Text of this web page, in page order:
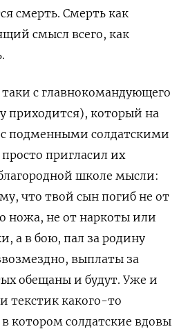
смерть. Смерть как
смысл всего, как
таки с главнокомандующего
приходится), который на
с подменными солдатскими
пригласил их
школе мысли:
что твой сын погиб не от
ножа, не от наркоты или
а в бою, пал за родину
выплаты за
обещаны и будут. Уже и
текстик какого-то
в котором солдатские вдовы